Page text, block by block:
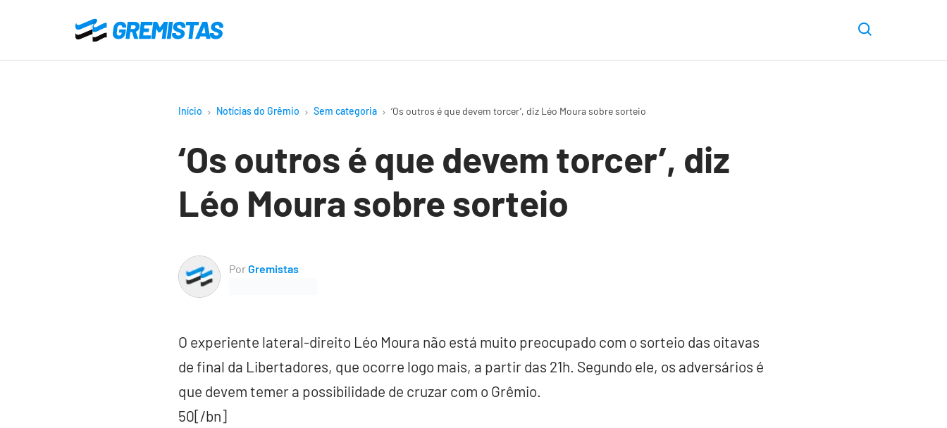
o
Gremistas
Início Notícias do Grêmio Sem categoria ‘Os outros é que devem torcer’, diz Léo Moura sobre sorteio
‘Os outros é que devem torcer’, diz
Léo Moura sobre sorteio
PorGremistas
O experiente lateral-direito Léo Moura não está muito preocupado com o sorteio das oitavas
de final da Libertadores, que ocorre logo mais, a partir das 21h. Segundo ele, os adversários é
que devem temer a possibilidade de cruzar com o Grêmio.
50[/bn]